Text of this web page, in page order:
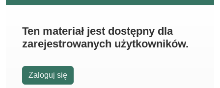
Ten materiał jest dostępny dla
zarejestrowanych użytkowników.
Zaloguj się